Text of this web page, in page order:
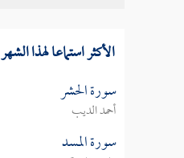
الأكثر استماعا لهذا الشهر
سورة الحشر
أحمد الديب
سورة المسد